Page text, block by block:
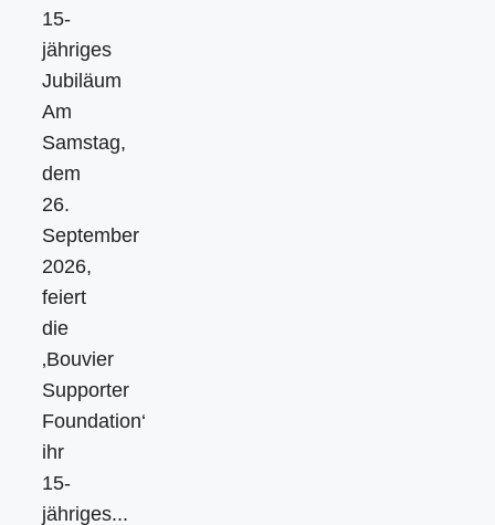
15-
jähriges
Jubiläum
Am
Samstag,
dem
26.
September
2026,
feiert
die
‚Bouvier
Supporter
Foundation‘
ihr
15-
jähriges...